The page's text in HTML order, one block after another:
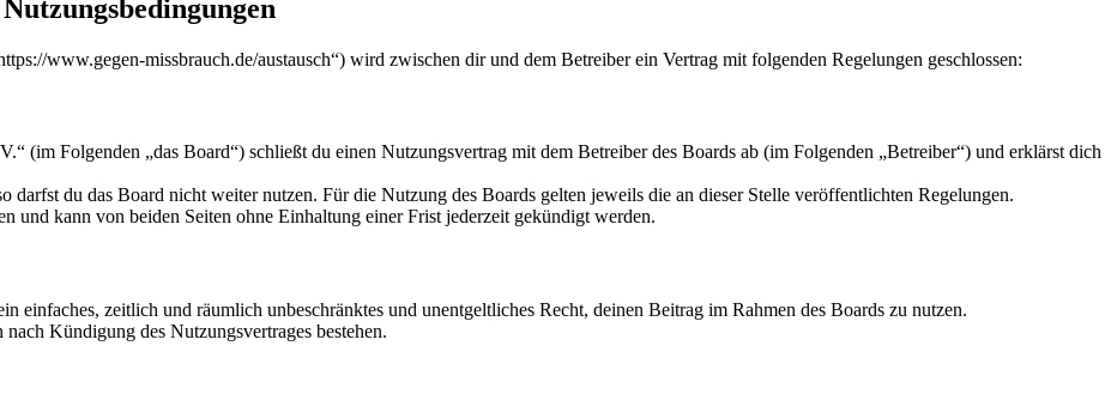
www.gegen-missbrauch.de/austausch“) wird zwischen dir und dem Betreiber ein Vertrag mit folgenden Regelungen geschlossen:
(im Folgenden „das Board“) schließt du einen Nutzungsvertrag mit dem Betreiber des Boards ab (im Folgenden „Betreiber“) und erklärst dich
darfst du das Board nicht weiter nutzen. Für die Nutzung des Boards gelten jeweils die an dieser Stelle veröffentlichten Regelungen.
und kann von beiden Seiten ohne Einhaltung einer Frist jederzeit gekündigt werden.
einfaches, zeitlich und räumlich unbeschränktes und unentgeltliches Recht, deinen Beitrag im Rahmen des Boards zu nutzen.
Kündigung des Nutzungsvertrages bestehen.